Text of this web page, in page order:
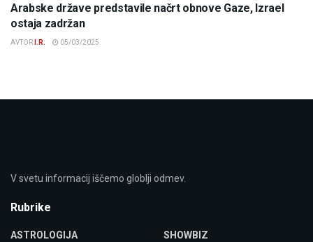
Arabske države predstavile načrt obnove Gaze, Izrael
ostaja zadržan
AVTOR I.R. 05/03/2025
V svetu informacij iščemo globlji odmev.
Rubrike
ASTROLOGIJA
SHOWBIZ